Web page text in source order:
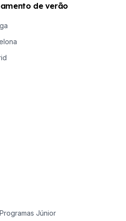
de verão
Júnior